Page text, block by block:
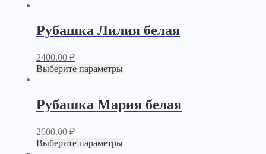
Рубашка Лилия белая
2400.00 ₽
Выберите параметры
Рубашка Мария белая
2600.00 ₽
Выберите параметры